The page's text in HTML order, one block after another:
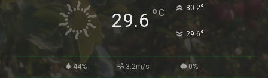
29.6 °C 30.2°
29.6°
44% 3.2m/s 0%